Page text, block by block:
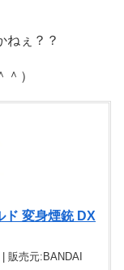
ねぇ？？
）
ド 変身煙銃 DX
販売元:BANDAI